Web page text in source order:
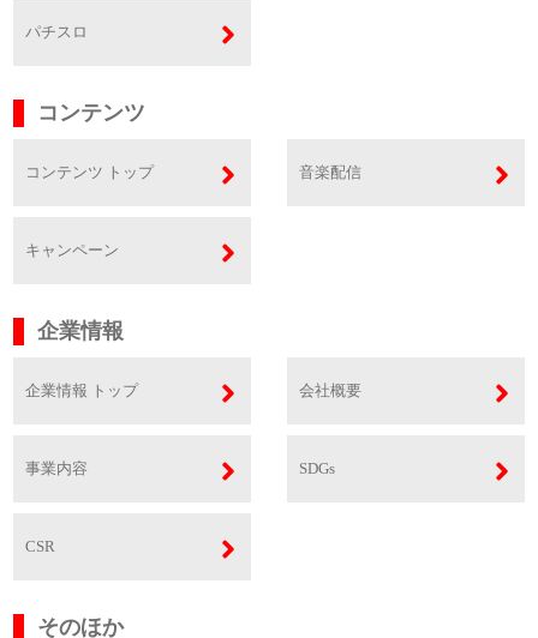
パチスロ
コンテンツ
コンテンツ トップ 音楽配信
キャンペーン
企業情報
企業情報 トップ 会社概要
事業内容 SDGs
CSR
そのほか